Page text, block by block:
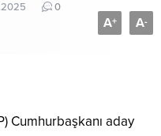
0
A+ A-
Cumhurbaşkanı aday